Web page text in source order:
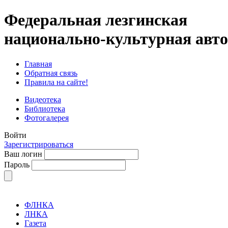
Федеральная лезгинская
национально-культурная
Главная
Обратная связь
Правила на сайте!
Видеотека
Библиотека
Фотогалерея
Войти
Зарегистрироваться
Ваш логин
Пароль
ФЛНКА
ЛНКА
Газета